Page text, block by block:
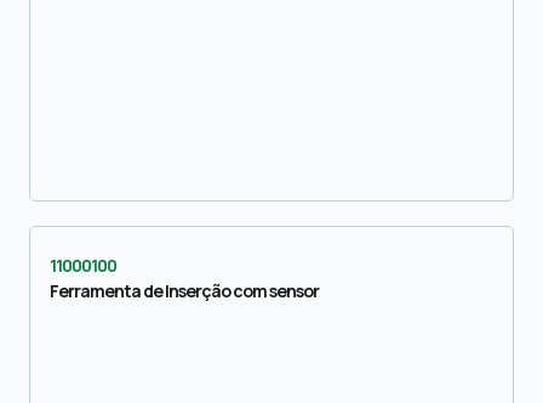
11000100
Ferramenta de Inserção com sensor